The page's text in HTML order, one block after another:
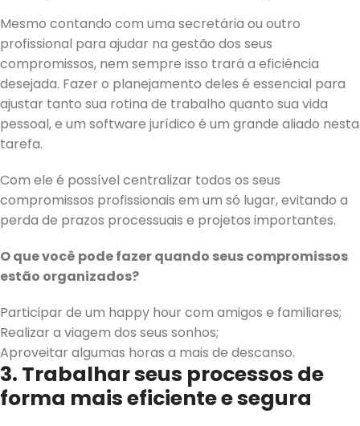
Mesmo contando com uma secretária ou outro
profissional para ajudar na gestão dos seus
compromissos, nem sempre isso trará a eficiência
desejada. Fazer o planejamento deles é essencial para
ajustar tanto sua rotina de trabalho quanto sua vida
pessoal, e um software jurídico é um grande aliado nesta
tarefa.
Com ele é possível centralizar todos os seus
compromissos profissionais em um só lugar, evitando a
perda de prazos processuais e projetos importantes.
O que você pode fazer quando seus compromissos
estão organizados?
Participar de um happy hour com amigos e familiares;
Realizar a viagem dos seus sonhos;
Aproveitar algumas horas a mais de descanso.
3. Trabalhar seus processos de
forma mais eficiente e segura